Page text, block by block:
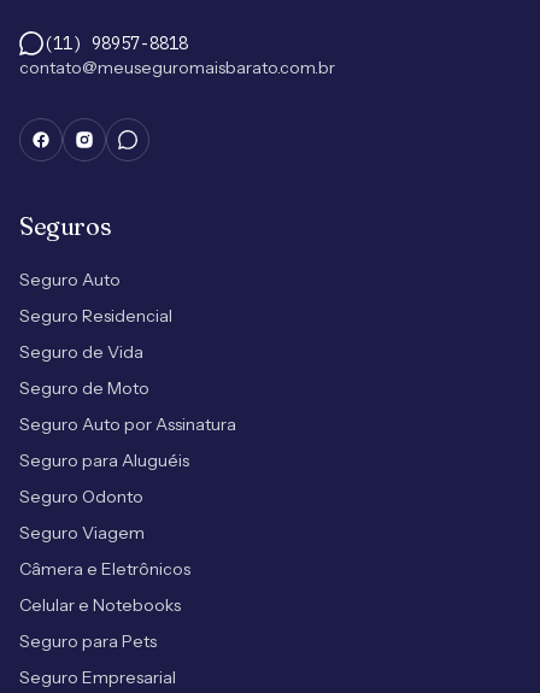
(11) 98957-8818
contato@meuseguromaisbarato.com.br
Seguros
Seguro Auto
Seguro Residencial
Seguro de Vida
Seguro de Moto
Seguro Auto por Assinatura
Seguro para Aluguéis
Seguro Odonto
Seguro Viagem
Câmera e Eletrônicos
Celular e Notebooks
Seguro para Pets
Seguro Empresarial